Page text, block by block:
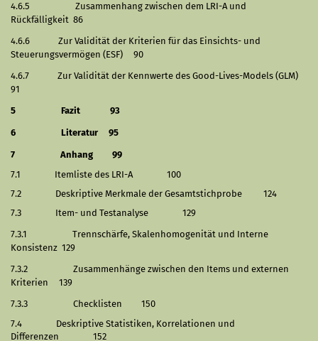
4.6.5
Zusammenhang zwischen dem LRI-A und
Rückfälligkeit 86
4.6.6
Zur Validität der Kriterien für das Einsichts- und
Steuerungsvermögen (ESF)
90
4.6.7
Zur Validität der Kennwerte des Good-Lives-Models (GLM)
91
5
Fazit 93
6 Literatur 95
7 Anhang
99
7.1
Itemliste des LRI-A
100
7.2
Deskriptive Merkmale der Gesamtstichprobe
124
7.3
Item- und Testanalyse
129
7.3.1
Trennschärfe, Skalenhomogenität und Interne
Konsistenz 129
7.3.2
Zusammenhänge zwischen den Items und externen
Kriterien
139
7.3.3
Checklisten
150
7.4
Deskriptive Statistiken, Korrelationen und
Differenzen
152